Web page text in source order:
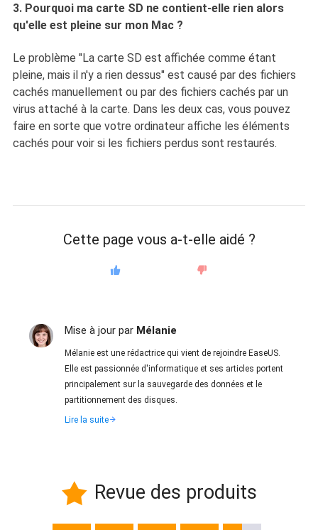
3. Pourquoi ma carte SD ne contient-elle rien alors
qu'elle est pleine sur mon Mac ?
Le problème "La carte SD est affichée comme étant
pleine, mais il n'y a rien dessus" est causé par des fichiers
cachés manuellement ou par des fichiers cachés par un
virus attaché à la carte. Dans les deux cas, vous pouvez
faire en sorte que votre ordinateur affiche les éléments
cachés pour voir si les fichiers perdus sont restaurés.
Cette page vous a-t-elle aidé ?
Mise à jour par Mélanie
Mélanie est une rédactrice qui vient de rejoindre EaseUS.
Elle est passionnée d'informatique et ses articles portent
principalement sur la sauvegarde des données et le
partitionnement des disques.
Lire la suite
 Revue des produits